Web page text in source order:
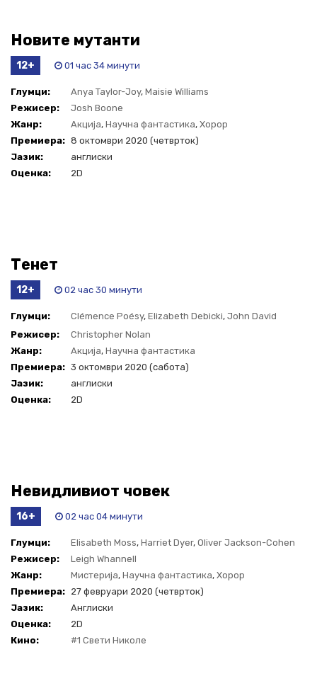
Новите мутанти
12+ 01 час 34 минути
Глумци: Anya Taylor-Joy, Maisie Williams
Режисер:
Josh Boone
Жанр:
Акција, Научна фантастика, Хорор
Премиера: 8 октомври 2020 (четврток)
Јазик:
англиски
Оценка:
2D
Тенет
12+ 02 час 30 минути
Глумци: Clémence Poésy, Elizabeth Debicki, John David
Washington
Robert Pattinson
Режисер:
Christopher Nolan
Жанр:
Акција, Научна фантастика
Премиера: 3 октомври 2020 (сабота)
Јазик:
англиски
Оценка:
2D
Невидливиот човек
16+ 02 час 04 минути
Глумци: Elisabeth Moss, Harriet Dyer, Oliver Jackson-Cohen
Режисер:
Leigh Whannell
Жанр:
Мистерија, Научна фантастика, Хорор
Премиера: 27 февруари 2020 (четврток)
Јазик:
Англиски
Оценка:
2D
Кино:
#1 Свети Николе